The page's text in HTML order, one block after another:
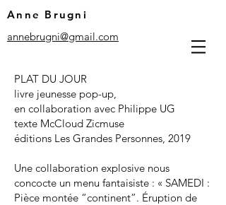
Anne Brugni
annebrugni@gmail.com
PLAT DU JOUR
livre jeunesse pop-up,
en collaboration avec Philippe UG
texte McCloud Zicmuse
éditions Les Grandes Personnes, 2019
Une collaboration explosive nous
concocte un menu fantaisiste : « SAMEDI :
Pièce montée “continent”. Éruption de